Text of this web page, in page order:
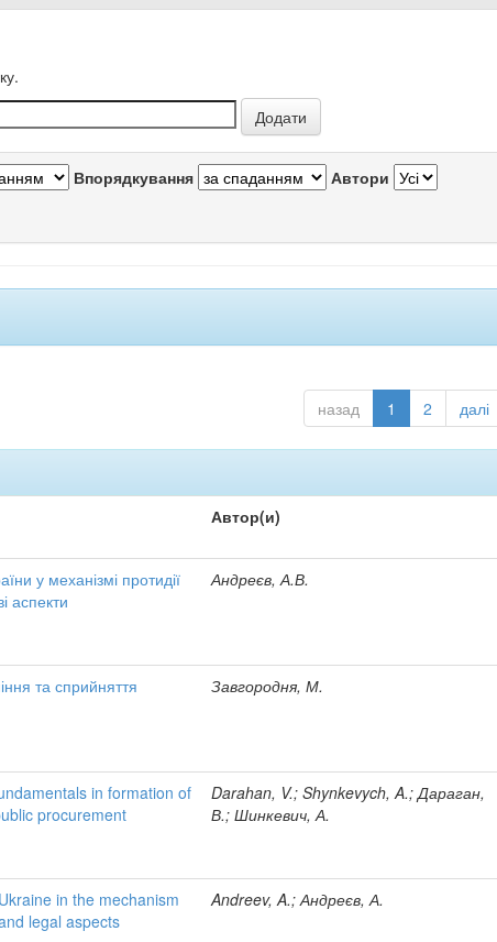
Впорядкування Автори
назад 1 2 далі
Автор(и)
у механізмі протидії
аспекти
Андреєв, А.В.
та сприйняття
Завгородня, М.
in formation of
procurement
Darahan, V.; Shynkevych, A.; Дараган,
В.; Шинкевич, А.
in the mechanism
legal aspects
Andreev, A.; Андреєв, А.